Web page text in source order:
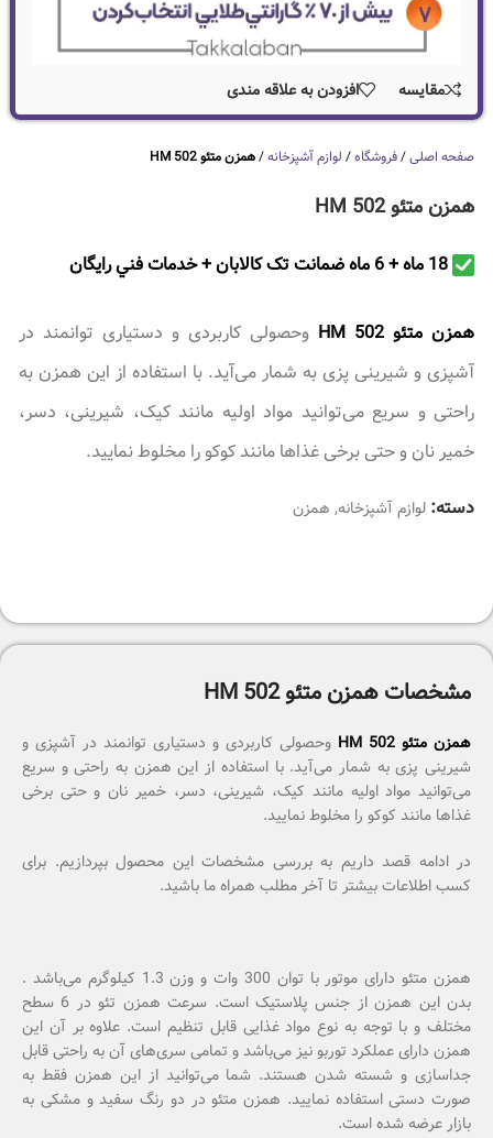
صفحه اصلی/فروشگاه/ لوازم آشپزخانه/همزن متئو HM 502
همزن متئو HM 502
همزن متئو HM 502
وحصولی کاربردی و دستیاری توانمند در
آشپزی و شیرینی پزی به شمار می‌‌آید. با استفاده از این همزن به
راحتی و سریع می‌توانید مواد اولیه مانند کیک، شیرینی، دسر،
خمیر نان و حتی برخی غذاها مانند کوکو را مخلوط نمایید.
دسته: لوازم آشپزخانه, همزن
مقایسه افزودن به علاقه مندی
مشخصات همزن متئو HM 502
همزن متئو HM 502
وحصولی کاربردی و دستیاری توانمند در آشپزی و
شیرینی پزی به شمار می‌‌آید. با استفاده از این همزن به راحتی و سریع
می‌توانید مواد اولیه مانند کیک، شیرینی، دسر، خمیر نان و حتی برخی
غذاها مانند کوکو را مخلوط نمایید.
در ادامه قصد داریم به بررسی مشخصات این محصول بپردازیم. برای
کسب اطلاعات بیشتر تا آخر مطلب همراه ما باشید.
همزن متئو دارای موتور با توان 300 وات و وزن 1.3 کیلوگرم می‌باشد .
بدن این همزن از جنس پلاستیک است. سرعت همزن تئو در 6 سطح
مختلف و با توجه به نوع مواد غذایی قابل تنظیم است. علاوه بر آن این
همزن دارای عملکرد توربو نیز می‌باشد و تمامی سری‌های آن به راحتی قابل
جداسازی و شسته شدن هستند. شما می‌توانید از این همزن فقط به
صورت دستی استفاده نمایید. همزن متئو در دو رنگ سفید و مشکی به
بازار عرضه شده است.